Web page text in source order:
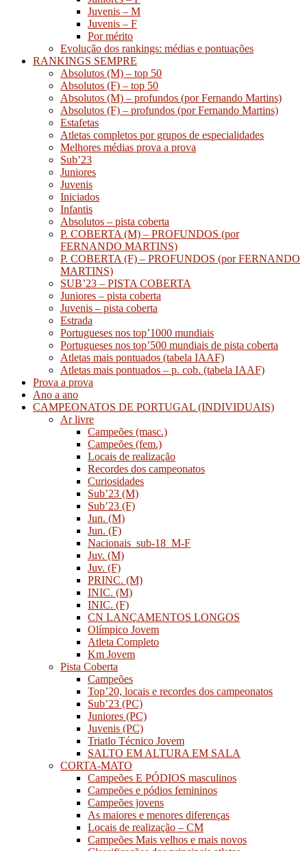
Juvenis – M
Juvenis – F
Por mérito
Evolução dos rankings: médias e pontuações
RANKINGS SEMPRE
Absolutos (M) – top 50
Absolutos (F) – top 50
Absolutos (M) – profundos (por Fernando Martins)
Absolutos (F) – profundos (por Fernando Martins)
Estafetas
Atletas completos por grupos de especialidades
Melhores médias prova a prova
Sub’23
Juniores
Juvenis
Iniciados
Infantis
Absolutos – pista coberta
P. COBERTA (M) – PROFUNDOS (por
FERNANDO MARTINS)
P. COBERTA (F) – PROFUNDOS (por FERNANDO
MARTINS)
SUB’23 – PISTA COBERTA
Juniores – pista coberta
Juvenis – pista coberta
Estrada
Portugueses nos top’1000 mundiais
Portugueses nos top’500 mundiais de pista coberta
Atletas mais pontuados (tabela IAAF)
Atletas mais pontuados – p. cob. (tabela IAAF)
Prova a prova
Ano a ano
CAMPEONATOS DE PORTUGAL (INDIVIDUAIS)
Ar livre
Campeões (masc.)
Campeões (fem.)
Locais de realização
Recordes dos campeonatos
Curiosidades
Sub’23 (M)
Sub’23 (F)
Jun. (M)
Jun. (F)
Nacionais_sub-18_M-F
Juv. (M)
Juv. (F)
PRINC. (M)
INIC. (M)
INIC. (F)
CN LANÇAMENTOS LONGOS
Olímpico Jovem
Atleta Completo
Km Jovem
Pista Coberta
Campeões
Top’20, locais e recordes dos campeonatos
Sub’23 (PC)
Juniores (PC)
Juvenis (PC)
Triatlo Técnico Jovem
SALTO EM ALTURA EM SALA
CORTA-MATO
Campeões E PÓDIOS masculinos
Campeões e pódios femininos
Campeões jovens
As maiores e menores diferenças
Locais de realização – CM
Campeões Mais velhos e mais novos